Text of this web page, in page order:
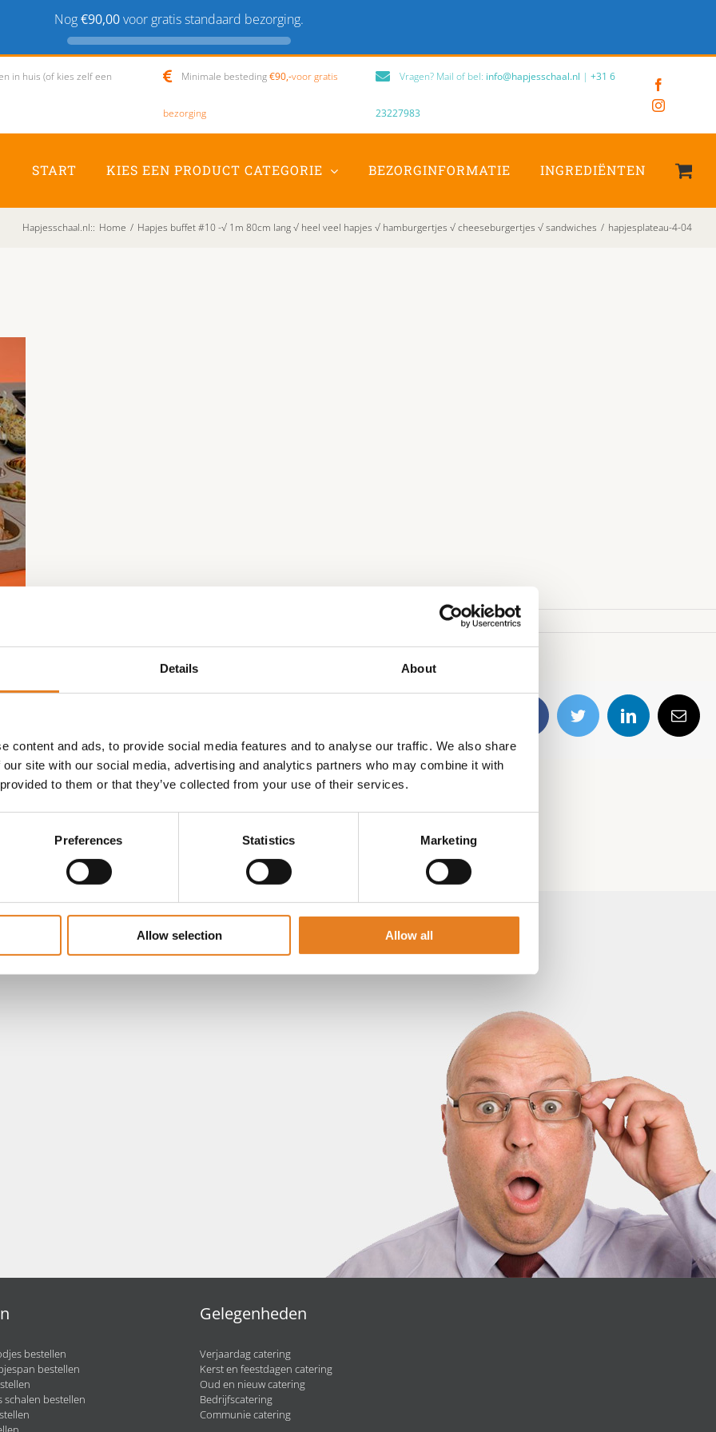
Details About
content and ads, to provide social media features and to analyse our traffic. We also share
site with our social media, advertising and analytics partners who may combine it with
to them or that they’ve collected from your use of their services.
Preferences Statistics Marketing
Allow selection Allow all
Nog€90,00voor gratis standaard bezorging.
in huis (of kies zelf een Minimale besteding€90,-voor gratis
bezorging
Vragen? Mail of bel: info@hapjesschaal.nl |+31 6
23227983
Instagram
START KIES EEN PRODUCT CATEGORIE BEZORGINFORMATIE INGREDIËNTEN
Hapjesschaal.nl:: Home / Hapjes buffet #10 -√ 1m 80cm lang √ heel veel hapjes √ hamburgertjes √ cheeseburgertjes √ sandwiches / hapjesplateau-4-04
FacebookTwitter LinkedIn
E-
mail
bestellen
bestellen
schalen bestellen
Gelegenheden
Verjaardag catering
Kerst en feestdagen catering
Oud en nieuw catering
Bedrijfscatering
Communie catering